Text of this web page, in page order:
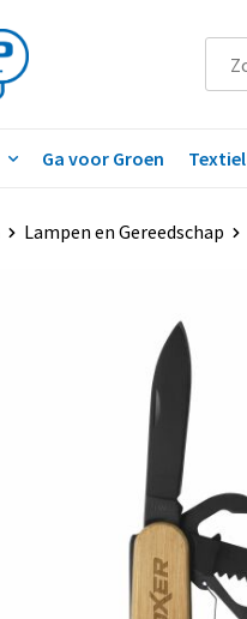
Ga voor Groen Textiel
Lampen en Gereedschap